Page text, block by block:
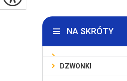
NA SKRÓTY
DZWONKI